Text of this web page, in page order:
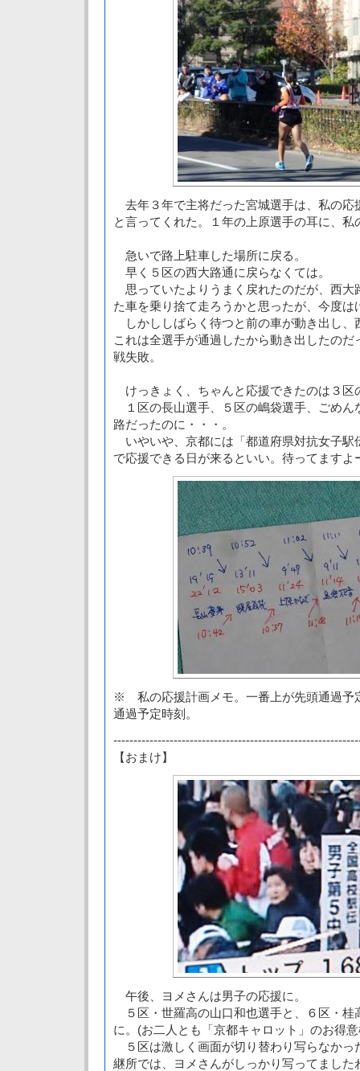
去年３年で主将だった宮城選手は、私の応
と言ってくれた。１年の上原選手の耳に、
急いで路上駐車した場所に戻る。
早く５区の西大路通に戻らなくては。
思っていたよりうまく戻れたのだが、西大
た車を乗り捨て走ろうかと思ったが、今度は
しかししばらく待つと前の車が動き出し、
これは全選手が通過したから動き出したの
戦失敗。
けっきょく、ちゃんと応援できたのは３区
１区の長山選手、５区の嶋袋選手、ごめん
路だったのに・・・。
いやいや、京都には「都道府県対抗女子駅
で応援できる日が来るといい。待ってますよ
※ 私の応援計画メモ。一番上が先頭通過予
通過予定時刻。
【おまけ】
午後、ヨメさんは男子の応援に。
５区・世羅高の山口和也選手と、６区・桂
に。(お二人とも「京都キャロット」のお得
５区は激しく画面が切り替わり写らなかっ
継所では、ヨメさんがしっかり写ってました